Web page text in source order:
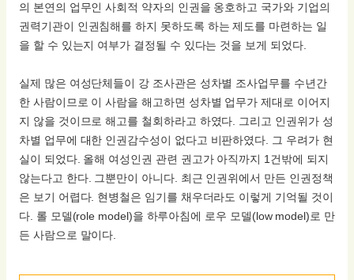
의 본연의 업무인 사회적 약자의 인권을 옹호하고 국가와 기업의
권력기관이 인권침해를 하지 못하도록 하는 제도를 마련하는 일
을 할 수 있는지 여부가 결정될 수 있다는 것을 보게 되었다.
실제 많은 여성단체들이 강 조사관은 성차별 조사업무를 수년간
한 사람이므로 이 사람을 해고하면 성차별 업무가 제대로 이어지
지 않을 것이므로 해고를 철회하라고 하였다. 그리고 인권위가 성
차별 업무에 대한 인권감수성이 없다고 비판하였다. 그 우려가 현
실이 되었다. 올해 여성인권 관련 권고가 아직까지 1건밖에 되지
않는다고 한다. 그뿐만이 아니다. 최근 인권위에서 만든 인권정책
은 보기 어렵다. 현병철은 임기를 채우더라도 이렇게 기억될 것이
다. 롤 모델(role model)을 하루아침에 로우 모델(low model)로 만
든 사람으로 말이다.